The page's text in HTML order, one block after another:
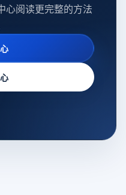
心阅读更完整的方法